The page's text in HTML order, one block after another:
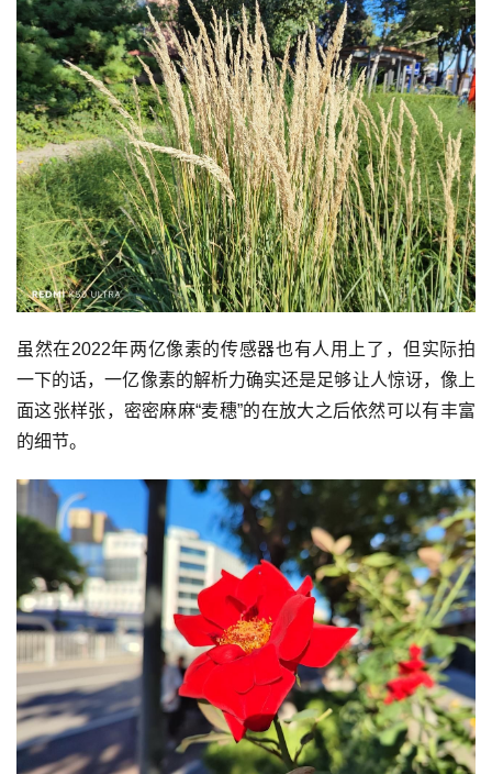
虽然在2022年两亿像素的传感器也有人用上了，但实际拍
一下的话，一亿像素的解析力确实还是足够让人惊讶，像上
面这张样张，密密麻麻“麦穗”的在放大之后依然可以有丰富
的细节。